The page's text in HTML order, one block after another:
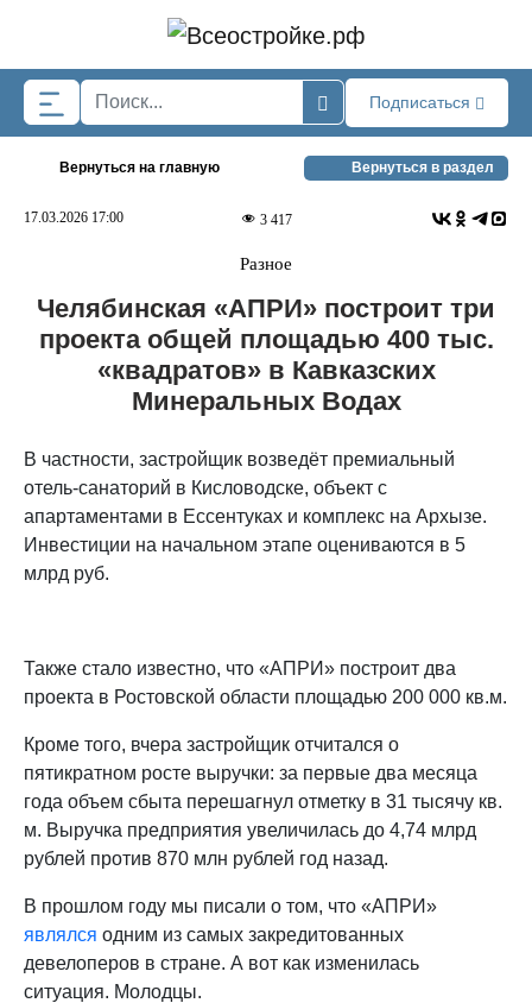
Подписаться
Вернуться на главную Вернуться в раздел
17.03.2026 17:00 3 417
Разное
Челябинская «АПРИ» построит три
проекта общей площадью 400 тыс.
«квадратов» в Кавказских
Минеральных Водах
В частности, застройщик возведёт премиальный
отель-санаторий в Кисловодске, объект с
апартаментами в Ессентуках и комплекс на Архызе.
Инвестиции на начальном этапе оцениваются в 5
млрд руб.
Также стало известно, что «АПРИ» построит два
проекта в Ростовской области площадью 200 000 кв.м.
Кроме того, вчера застройщик отчитался о
пятикратном росте выручки: за первые два месяца
года объем сбыта перешагнул отметку в 31 тысячу кв.
м. Выручка предприятия увеличилась до 4,74 млрд
рублей против 870 млн рублей год назад.
В прошлом году мы писали о том, что «АПРИ»
являлся одним из самых закредитованных
девелоперов в стране. А вот как изменилась
ситуация. Молодцы.